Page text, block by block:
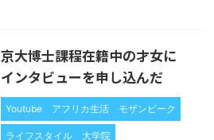
京大博士課程在籍中の才女に
インタビューを申し込んだ
Youtube アフリカ生活 モザンビーク
ライフスタイル 大学院